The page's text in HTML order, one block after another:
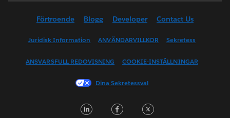
English (UK)
English (US)
Français (Canada)
Français (France)
日本語
Förtroende Blogg Developer Contact Us
Juridisk Information ANVÄNDARVILLKOR Sekretess
ANSVARSFULL REDOVISNING COOKIE-INSTÄLLNINGAR
Dina Sekretessval